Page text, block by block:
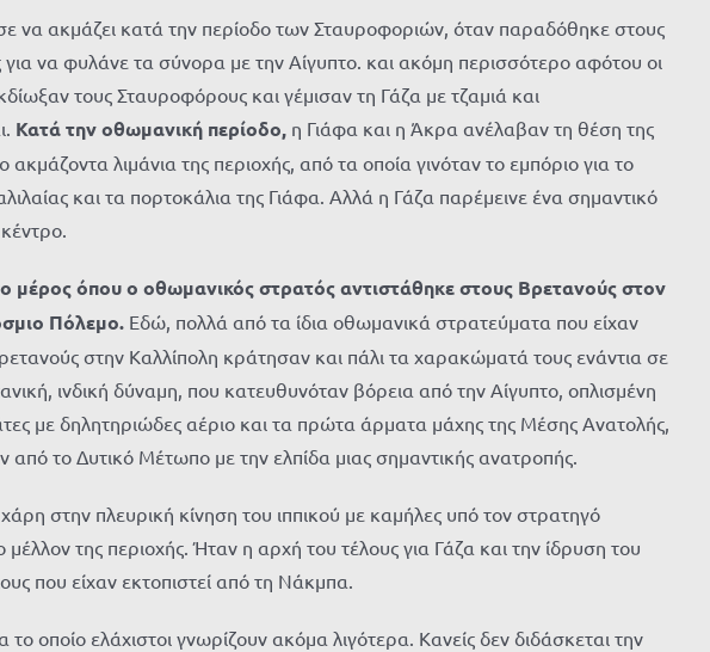
να ακμάζει κατά την περίοδο των Σταυροφοριών, όταν παραδόθηκε στους
για να φυλάνε τα σύνορα με την Αίγυπτο. και ακόμη περισσότερο αφότου οι
τους Σταυροφόρους και γέμισαν τη Γάζα με τζαμιά και
. Κατά την οθωμανική περίοδο, η Γιάφα και η Άκρα ανέλαβαν τη θέση της
ακμάζοντα λιμάνια της περιοχής, από τα οποία γινόταν το εμπόριο για το
και τα πορτοκάλια της Γιάφα. Αλλά η Γάζα παρέμεινε ένα σημαντικό
μέρος όπου ο οθωμανικός στρατός αντιστάθηκε στους Βρετανούς στον
Πόλεμο. Εδώ, πολλά από τα ίδια οθωμανικά στρατεύματα που είχαν
στην Καλλίπολη κράτησαν και πάλι τα χαρακώματά τους ενάντια σε
ινδική δύναμη, που κατευθυνόταν βόρεια από την Αίγυπτο, οπλισμένη
με δηλητηριώδες αέριο και τα πρώτα άρματα μάχης της Μέσης Ανατολής,
από το Δυτικό Μέτωπο με την ελπίδα μιας σημαντικής ανατροπής.
στην πλευρική κίνηση του ιππικού με καμήλες υπό τον στρατηγό
της περιοχής. Ήταν η αρχή του τέλους για Γάζα και την ίδρυση του
που είχαν εκτοπιστεί από τη Νάκμπα.
οποίο ελάχιστοι γνωρίζουν ακόμα λιγότερα. Κανείς δεν διδάσκεται την